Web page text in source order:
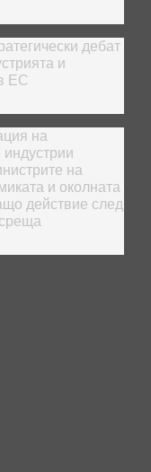
дебат
и
ЕС
на
индустрии
на
и околната
действие след